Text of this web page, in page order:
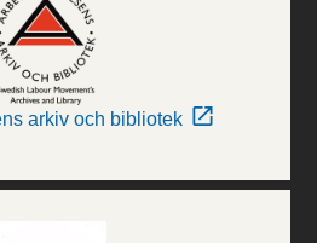
arkiv och bibliotek